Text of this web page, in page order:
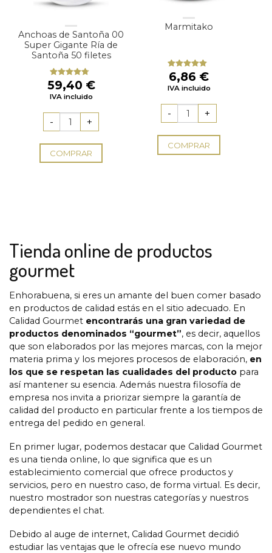
Anchoas de Santoña 00
Super Gigante Ría de
Santoña 50 filetes
Valorado
con4.43
de 5
59,40 €
IVA incluido
COMPRAR
Marmitako
Valorado
con5.00
de
5
6,86 €
IVA incluido
COMPRAR
Tienda online de productos
gourmet
Enhorabuena, si eres un amante del buen comer basado
en productos de calidad estás en el sitio adecuado. En
Calidad Gourmet encontrarás una gran variedad de
productos denominados “gourmet”, es decir, aquellos
que son elaborados por las mejores marcas, con la mejor
materia prima y los mejores procesos de elaboración, en
los que se respetan las cualidades del producto para
así mantener su esencia. Además nuestra filosofía de
empresa nos invita a priorizar siempre la garantía de
calidad del producto en particular frente a los tiempos de
entrega del pedido en general.
En primer lugar, podemos destacar que Calidad Gourmet
es una tienda online, lo que significa que es un
establecimiento comercial que ofrece productos y
servicios, pero en nuestro caso, de forma virtual. Es decir,
nuestro mostrador son nuestras categorías y nuestros
dependientes el chat.
Debido al auge de internet, Calidad Gourmet decidió
estudiar las ventajas que le ofrecía ese nuevo mundo